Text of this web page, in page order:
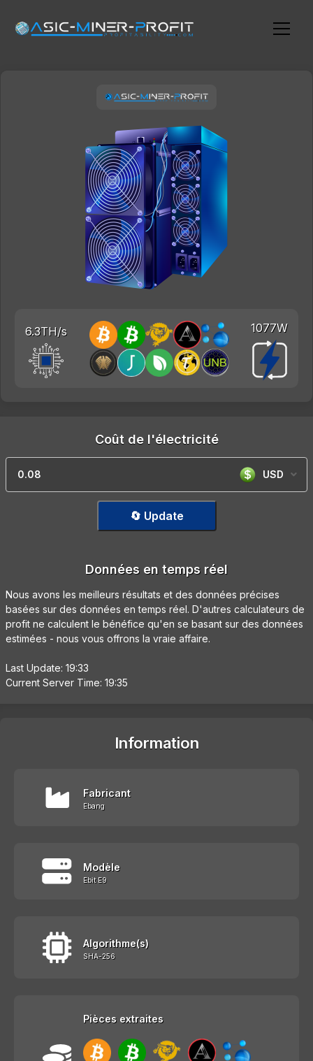
6.3TH/s 1077W
Coût de l'électricité
USD
🔄 Update
Données en temps réel
Nous avons les meilleurs résultats et des données précises
basées sur des données en temps réel. D'autres calculateurs de
profit ne calculent le bénéfice qu'en se basant sur des données
estimées - nous vous offrons la vraie affaire.
Last Update: 19:33
Current Server Time: 19:35
Information
Fabricant
Ebang
Modèle
Ebit E9
Algorithme(s)
SHA-256
Pièces extraites